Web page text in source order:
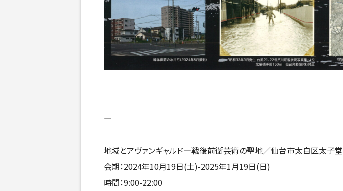
—
地域とアヴァンギャルド—戦後前衛芸術の聖地／仙台市太白区太子堂
会期：2024年10月19日(土)-2025年1月19日(日)
時間：9:00-22:00